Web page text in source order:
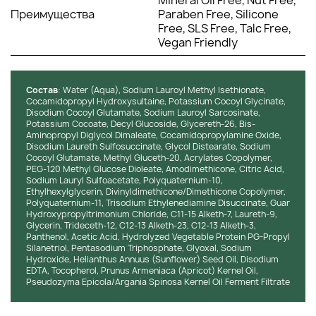
глубокому восстановлению сухих и повреждённых
волос по всей длине.
Экстракты растений (розмарин, ромашка, гранат,
: оказывают успокаивающее и
здоровье и естественный блеск волос.
Витамин E: мощный антиоксидант, который защищает
волосы от окислительного стресса и
преждевременного старения. Укрепляет структуру
волос, повышая их стойкость к внешним
воздействиям.
Текстура и аромат:Текстура средств варьируется от
насыщенных кремовых (шампунь и кондиционер) до
невесомых масляных и гелевых (масло и сыворотка). Все
формулы легко распределяются, быстро впитываются и не
утяжеляют волосы, обеспечивая чистое и ухоженное
ощущение. Аромат каждого средства ненавязчивый, с
мягкими нотками чистоты и лёгкой косметической
свежести, который сохраняется на волосах и делает уход
приятным.
Преимущества
Paraben Free, Silicone
Free, SLS Free, Talc Free,
Vegan Friendly
Состав: Water (Aqua), Sodium Lauroyl Methyl Isethionate,
Cocamidopropyl Hydroxysultaine, Potassium Cocoyl Glycinate,
Disodium Cocoyl Glutamate, Sodium Lauroyl Sarcosinate,
Potassium Cocoate, Decyl Glucoside, Glycereth-26, Bis-
Aminopropyl Diglycol Dimaleate, Cocamidopropylamine Oxide,
Disodium Laureth Sulfosuccinate, Glycol Distearate, Sodium
Cocoyl Glutamate, Methyl Gluceth-20, Acrylates Copolymer,
PEG-120 Methyl Glucose Dioleate, Amodimethicone, Citric Acid,
Sodium Lauryl Sulfoacetate, Polyquaternium-10,
Ethylhexylglycerin, Divinyldimethicone/Dimethicone Copolymer,
Polyquaternium-11, Trisodium Ethylenediamine Disuccinate, Guar
Hydroxypropyltrimonium Chloride, C11-15 Alketh-7, Laureth-9,
Glycerin, Trideceth-12, C12-13 Alketh-23, C12-13 Alketh-3,
Panthenol, Acetic Acid, Hydrolyzed Vegetable Protein PG-Propyl
Silanetriol, Pentasodium Triphosphate, Glyoxal, Sodium
Hydroxide, Helianthus Annuus (Sunflower) Seed Oil, Disodium
EDTA, Tocopherol, Prunus Armeniaca (Apricot) Kernel Oil,
Pseudozyma Epicola/Argania Spinosa Kernel Oil Ferment Filtrate